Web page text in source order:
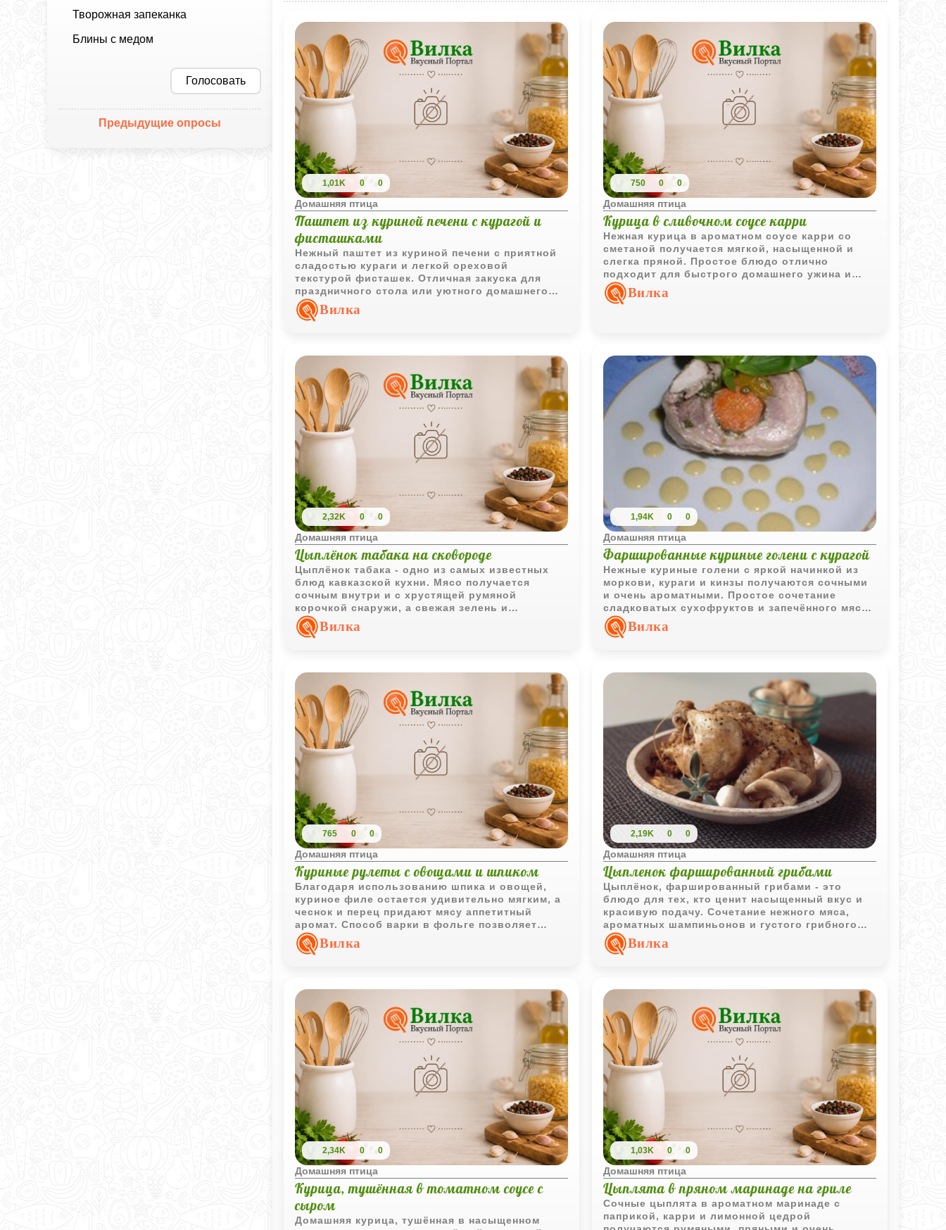
Творожная запеканка
Блины с медом
Голосовать
Предыдущие опросы
1,01K 0 0
Домашняя птица
Паштет из куриной печени с курагой и
фисташками
Нежный паштет из куриной печени с приятной
сладостью кураги и легкой ореховой
текстурой фисташек. Отличная закуска для
праздничного стола или уютного домашнего
завтрака.
Вилка
750 0 0
Домашняя птица
Курица в сливочном соусе карри
Нежная курица в ароматном соусе карри со
сметаной получается мягкой, насыщенной и
слегка пряной. Простое блюдо отлично
подходит для быстрого домашнего ужина и
хорошо сочетается с рисом или овощами.
Вилка
2,32K 0 0
Домашняя птица
Цыплёнок табака на сковороде
Цыплёнок табака - одно из самых известных
блюд кавказской кухни. Мясо получается
сочным внутри и с хрустящей румяной
корочкой снаружи, а свежая зелень и
чесночный соус делают вкус особенно ярким и
насыщенным.
Вилка
1,94K 0 0
Домашняя птица
Фаршированные куриные голени с курагой
Нежные куриные голени с яркой начинкой из
моркови, кураги и кинзы получаются сочными
и очень ароматными. Простое сочетание
сладковатых сухофруктов и запечённого мяса
делает блюдо необычным и по-домашнему
уютным.
Вилка
765 0 0
Домашняя птица
Куриные рулеты с овощами и шпиком
Благодаря использованию шпика и овощей,
куриное филе остается удивительно мягким, а
чеснок и перец придают мясу аппетитный
аромат. Способ варки в фольге позволяет
сохранить все соки внутри, делая блюдо
легким и полезным.
Вилка
2,19K 0 0
Домашняя птица
Цыпленок фаршированный грибами
Цыплёнок, фаршированный грибами - это
блюдо для тех, кто ценит насыщенный вкус и
красивую подачу. Сочетание нежного мяса,
ароматных шампиньонов и густого грибного
соуса превращает обычный ужин в настоящий
гастрономический праздник. Блюдо требует
корочка, сочная начинка и густая подлива,
которая идеально дополняет вкус.
Вилка
2,34K 0 0
Домашняя птица
Курица, тушённая в томатном соусе с
сыром
Домашняя курица, тушённая в насыщенном
1,03K 0 0
Домашняя птица
Цыплята в пряном маринаде на гриле
Сочные цыплята в ароматном маринаде с
паприкой, карри и лимонной цедрой